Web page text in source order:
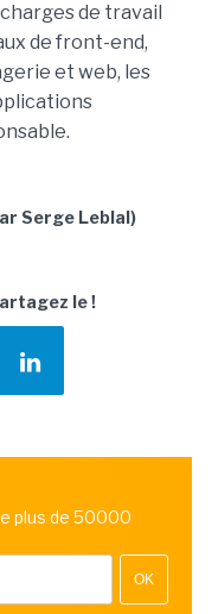
de travail
de front-end,
et web, les
Serge Leblal)
le !
plus de 50000
OK